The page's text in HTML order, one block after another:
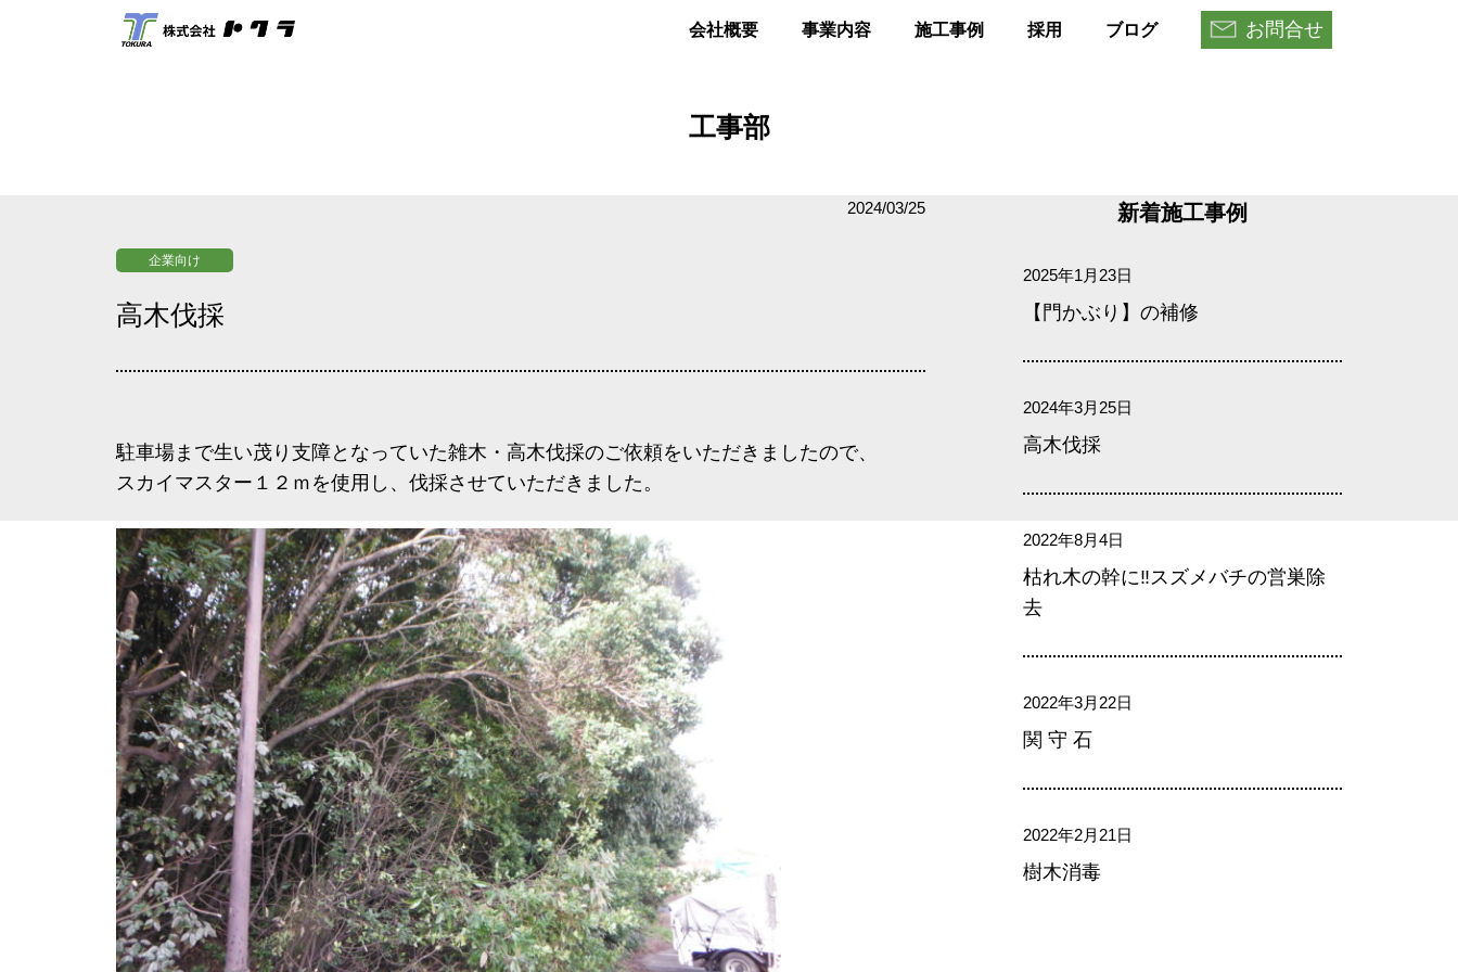
会社概要 事業内容 施工事例 採用 ブログ お問合せ
工事部
2024/03/25
企業向け
高木伐採
駐車場まで生い茂り支障となっていた雑木・高木伐採のご依頼をいただきましたので、
スカイマスター１２ｍを使用し、伐採させていただきました。
新着施工事例
2025年1月23日
【門かぶり】の補修
2024年3月25日
高木伐採
2022年8月4日
枯れ木の幹に‼スズメバチの営巣除
去
2022年3月22日
関 守 石
2022年2月21日
樹木消毒